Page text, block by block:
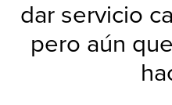
dar servicio
pero aún